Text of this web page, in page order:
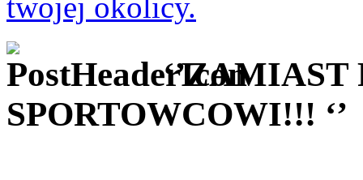
SPORTOWCOWI!!! ‘’